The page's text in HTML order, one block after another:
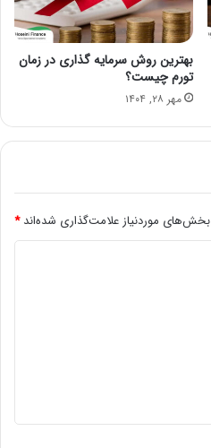
بهترین روش سرمایه گذاری در زمان
تورم چیست؟
مهر ۲۸, ۱۴۰۴
بخش‌های موردنیاز علامت‌گذاری شده‌اند*